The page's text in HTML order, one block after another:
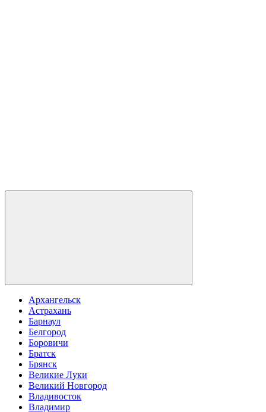
Архангельск
Астрахань
Барнаул
Белгород
Боровичи
Братск
Брянск
Великие Луки
Великий Новгород
Владивосток
Владимир